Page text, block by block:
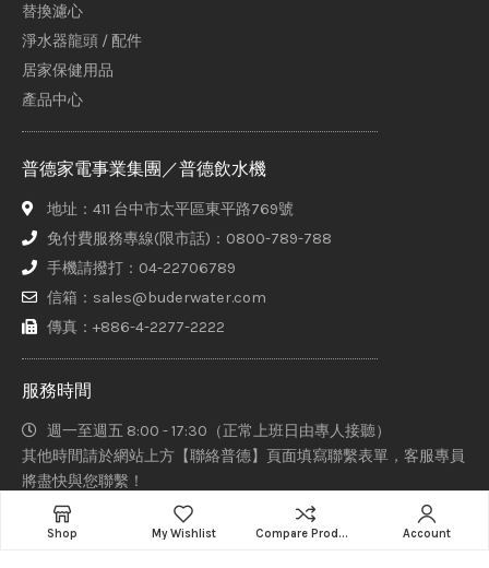
替換濾心
淨水器龍頭 / 配件
居家保健用品
產品中心
普德家電事業集團／普德飲水機
地址：411 台中市太平區東平路769號
免付費服務專線(限市話)：0800-789-788
手機請撥打：04-22706789
信箱：sales@buderwater.com
傳真：+886-4-2277-2222
服務時間
週一至週五 8:00 - 17:30（正常上班日由專人接聽）
其他時間請於網站上方【聯絡普德】頁面填寫聯繫表單，客服專員
將盡快與您聯繫！
Shop My Wishlist Compare Products Account